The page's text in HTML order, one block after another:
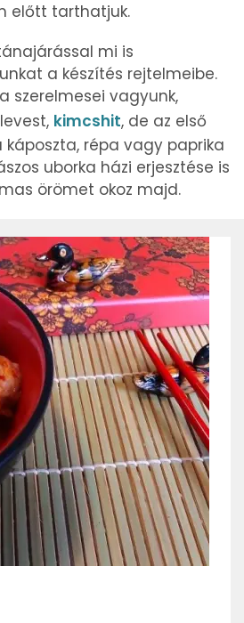
előtt tarthatjuk.
mi is
a készítés rejtelmeibe.
szerelmesei vagyunk,
levest, kimcshit, de az első
káposzta, répa vagy paprika
uborka házi erjesztése is
örömet okoz majd.